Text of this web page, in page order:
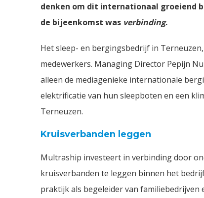
denken om dit internationaal groeiend
de bijeenkomst was verbinding.
Het sleep- en bergingsbedrijf in
medewerkers. Managing Director Pepijn
alleen de mediagenieke internationale
elektrificatie van hun sleepboten en een
Terneuzen.
Kruisverbanden leggen
Multraship investeert in verbinding door
kruisverbanden te leggen binnen het
praktijk als begeleider van